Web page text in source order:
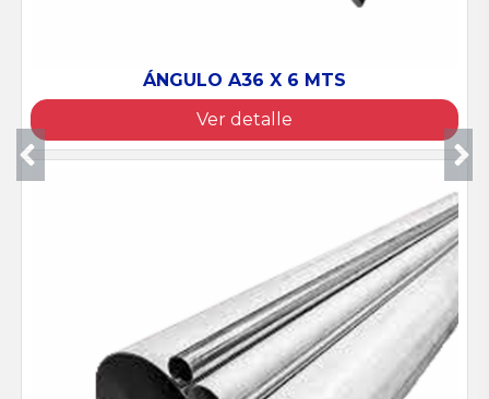
ÁNGULO A36 X 6 MTS
Ver detalle